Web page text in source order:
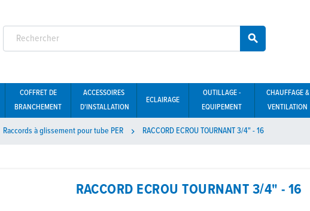

COFFRET DE
BRANCHEMENT
ACCESSOIRES
D'INSTALLATION
ECLAIRAGE
OUTILLAGE -
EQUIPEMENT
CHAUFFAGE &
VENTILATION
Raccords à glissement pour tube PER  RACCORD ECROU TOURNANT 3/4" - 16
RACCORD ECROU TOURNANT 3/4" - 16